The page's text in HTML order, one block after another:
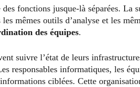
des fonctions jusque-là séparées. La
les mêmes outils d’analyse et les
des équipes.
suivre l’état de leurs
responsables informatiques, les
ciblées. Cette